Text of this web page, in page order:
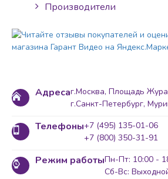
Производители
Адресаг.Москва, Площадь
г.Санкт-Петербург,
Телефоны+7 (495) 135-01-06
+7 (800) 350-31-91
Режим работыПн-Пт: 10:00 -
Сб-Вс: